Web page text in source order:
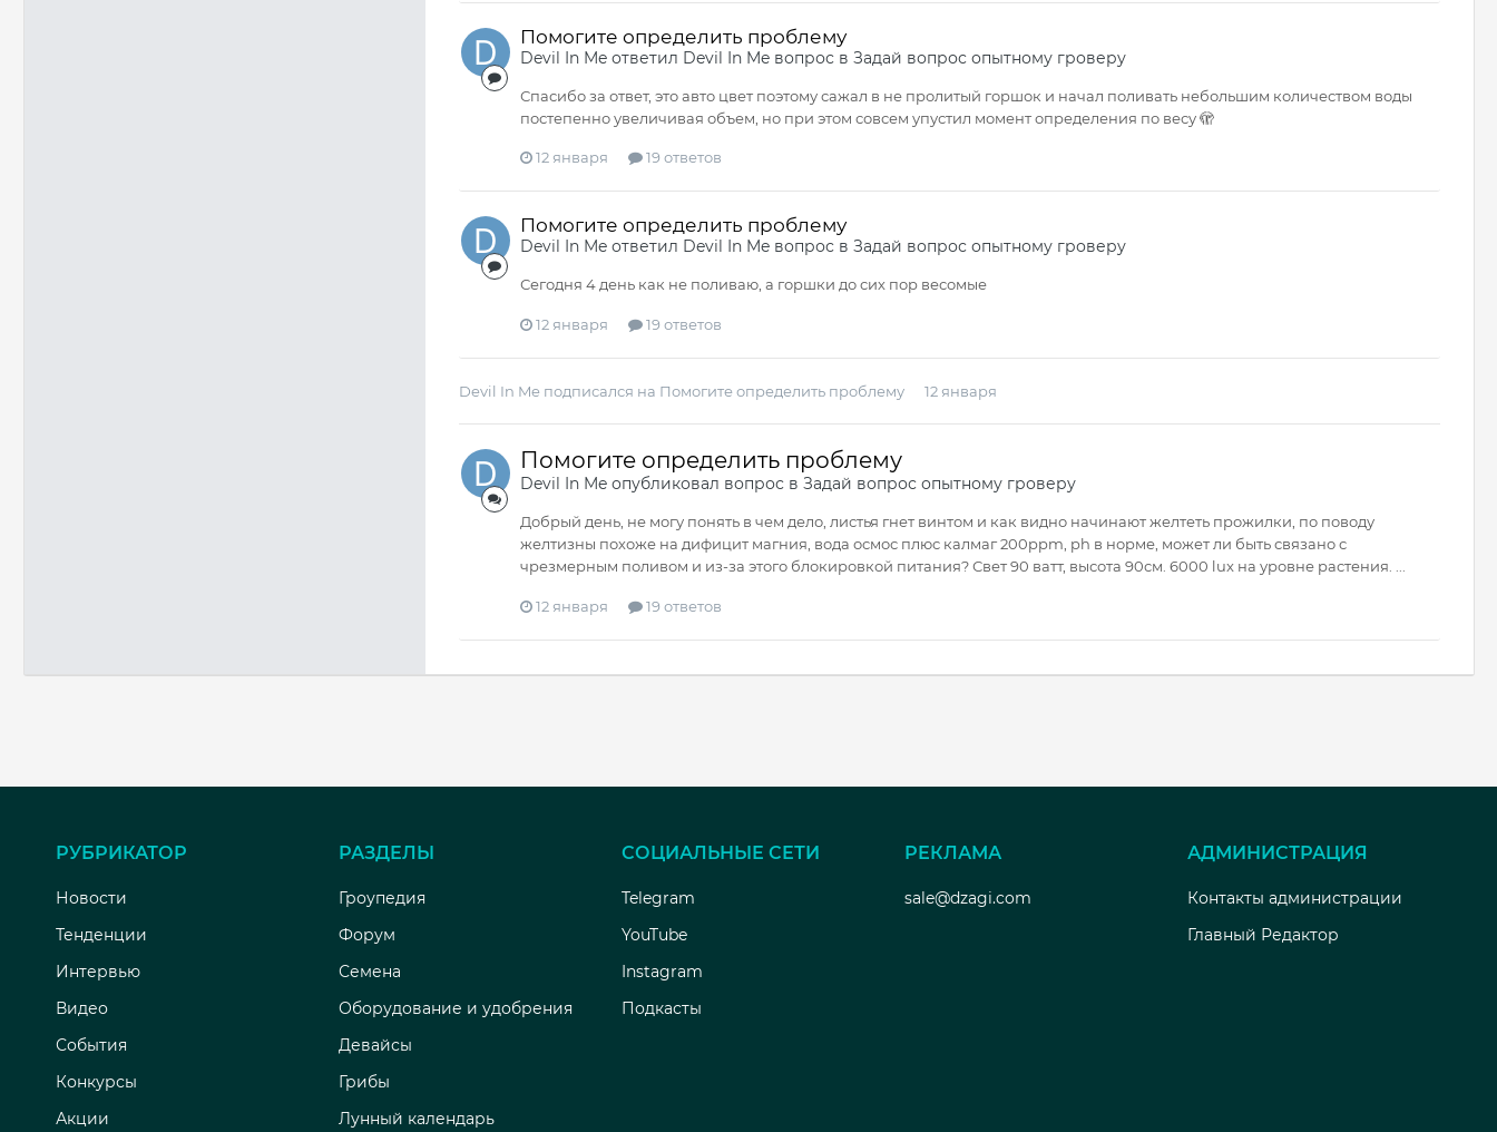
Помогите определить проблему
Devil In Meответил Devil In Meвопрос в Задай вопрос опытному гроверу
Спасибо за ответ, это авто цвет поэтому сажал в не пролитый горшок и начал поливать небольшим количеством воды
постепенно увеличивая объем, но при этом совсем упустил момент определения по весу 🫣
12 января 19 ответов
Помогите определить проблему
Devil In Meответил Devil In Meвопрос в Задай вопрос опытному гроверу
Сегодня 4 день как не поливаю, а горшки до сих пор весомые
12 января 19 ответов
Devil In Me подписался на Помогите определить проблему 12 января
Помогите определить проблему
Devil In Meопубликовал вопрос в Задай вопрос опытному гроверу
Добрый день, не могу понять в чем дело, листья гнет винтом и как видно начинают желтеть прожилки, по поводу
желтизны похоже на дифицит магния, вода осмос плюс калмаг 200ppm, ph в норме, может ли быть связано с
чрезмерным поливом и из-за этого блокировкой питания? Свет 90 ватт, высота 90см. 6000 lux на уровне растения. ...
12 января 19 ответов
РУБРИКАТОР
Новости
Тенденции
Интервью
Видео
События
Конкурсы
Акции
РАЗДЕЛЫ
Гроупедия
Форум
Семена
Оборудование и удобрения
Девайсы
Грибы
Лунный календарь
СОЦИАЛЬНЫЕ СЕТИ
Telegram
YouTube
Instagram
Подкасты
РЕКЛАМА
sale@dzagi.com
АДМИНИСТРАЦИЯ
Контакты администрации
Главный Редактор